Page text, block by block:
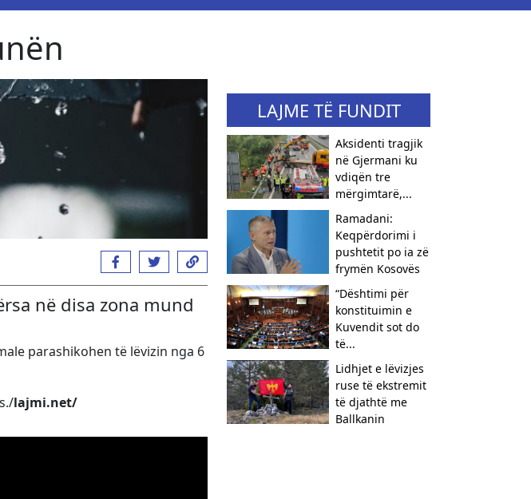
në disa zona mund
parashikohen të lëvizin nga 6
lajmi.net/
LAJME TË FUNDIT
Aksidenti tragjik
në Gjermani ku
vdiqën tre
mërgimtarë,...
Ramadani:
Keqpërdorimi i
pushtetit po ia zë
frymën Kosovës
​“Dështimi për
konstituimin e
Kuvendit sot do
të...
Lidhjet e lëvizjes
ruse të ekstremit
të djathtë me
Ballkanin